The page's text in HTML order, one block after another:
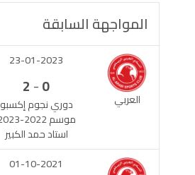
المواجهة السابقة
العربي
23-01-2023
0
-
2
دوري نجوم إكسبو
موسم 2022-2023
استاد حمد الكبير
01-10-2021